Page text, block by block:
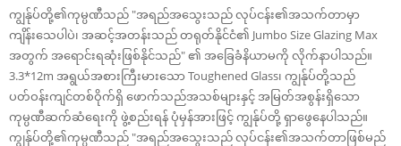
ကျွန်ုပ်တို့၏ကုမ္ပဏီသည် "အရည်အသွေးသည် လုပ်ငန်း၏အသက်တာမှာ
ကျိန်းသေပါပဲ၊ အဆင့်အတန်းသည် တရုတ်နိုင်ငံ၏ Jumbo Size Glazing Max
အတွက် အရောင်းရဆုံးဖြစ်နိုင်သည်" ၏ အခြေခံနိယာမကို လိုက်နာပါသည်။
3.3*12m အရွယ်အစားကြီးမားသော Toughened Glass၊ ကျွန်ုပ်တို့သည်
ပတ်ဝန်းကျင်တစ်ဝိုက်ရှိ ဖောက်သည်အသစ်များနှင့် အမြတ်အစွန်းရှိသော
ကုမ္ပဏီဆက်ဆံရေးကို ဖွဲ့စည်းရန် ပုံမှန်အားဖြင့် ကျွန်ုပ်တို့ ရှာဖွေနေပါသည်။
ကျွန်ုပ်တို့၏ကုမ္ပဏီသည် "အရည်အသွေးသည် လုပ်ငန်း၏အသက်တာဖြစ်မည်